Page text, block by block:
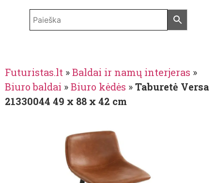
Futuristas.lt »Baldai ir namų interjeras »
Biuro baldai »Biuro kėdės »Taburetė Versa
21330044 49 x 88 x 42 cm